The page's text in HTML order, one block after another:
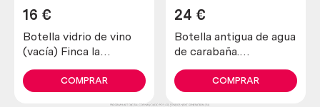
Botella vidrio de vino
(vacía) Finca la
16 €
COMPRAR
Botella antigua de agua
de carabaña.
24 €
COMPRAR